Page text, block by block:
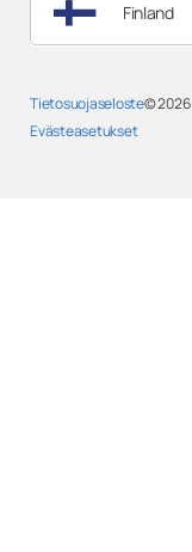
Finland
Tietosuojaseloste
Evästeasetukset
© 2026